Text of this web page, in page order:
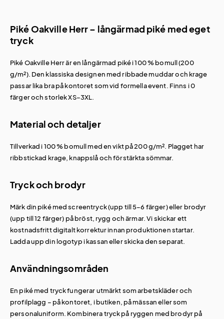
Piké Oakville Herr – långärmad piké med eget
tryck
Piké Oakville Herr är en långärmad piké i 100 % bomull (200
g/m²). Den klassiska designen med ribbade muddar och krage
passar lika bra på kontoret som vid formella event. Finns i 0
färger och storlek XS–3XL.
Material och detaljer
Tillverkad i 100 % bomull med en vikt på 200 g/m². Plagget har
ribbstickad krage, knappslå och förstärkta sömmar.
Tryck och brodyr
Märk din piké med screentryck (upp till 5–6 färger) eller brodyr
(upp till 12 färger) på bröst, rygg och ärmar. Vi skickar ett
kostnadsfritt digitalt korrektur innan produktionen startar.
Ladda upp din logotyp i kassan eller skicka den separat.
Användningsområden
En piké med tryck fungerar utmärkt som arbetskläder och
profilplagg – på kontoret, i butiken, på mässan eller som
personaluniform. Kombinera tryck på ryggen med brodyr på